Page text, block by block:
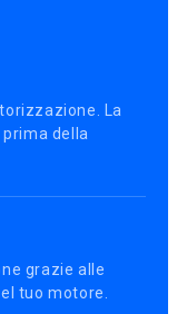
La
della
grazie alle
tuo motore.